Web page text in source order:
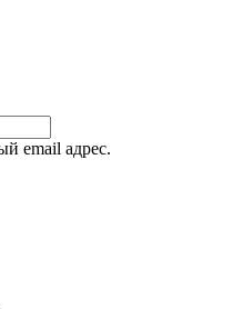
email адрес.